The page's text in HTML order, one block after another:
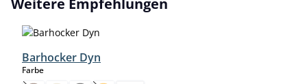
Weitere Empfehlungen
Barhocker Dyn
Farbeauswählen